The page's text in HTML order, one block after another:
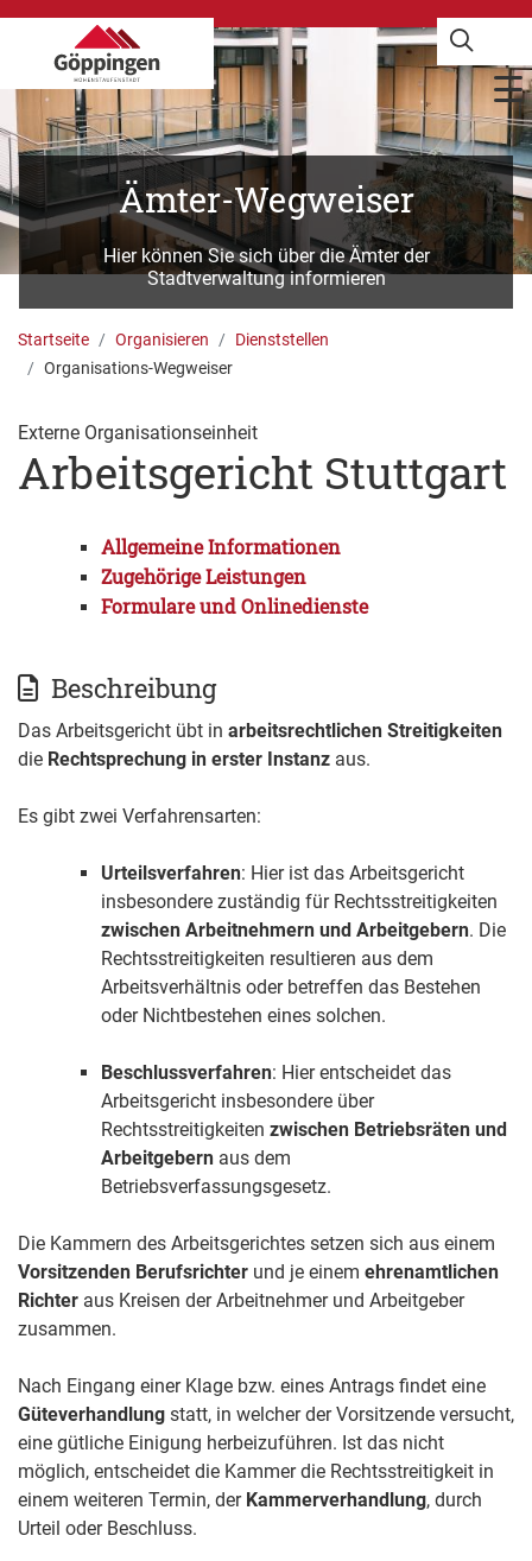
Ämter-Wegweiser
Hier können Sie sich über die Ämter der
Stadtverwaltung informieren
Startseite Organisieren
Dienststellen
Organisations-Wegweiser
Externe Organisationseinheit
Arbeitsgericht Stuttgart
Allgemeine Informationen
Zugehörige Leistungen
Formulare und Onlinedienste
Beschreibung
Das Arbeitsgericht übt in arbeitsrechtlichen Streitigkeiten
die Rechtsprechung in erster Instanz aus.
Es gibt zwei Verfahrensarten:
Urteilsverfahren: Hier ist das Arbeitsgericht
insbesondere zuständig für Rechtsstreitigkeiten
zwischen Arbeitnehmern und Arbeitgebern. Die
Rechtsstreitigkeiten resultieren aus dem
Arbeitsverhältnis oder betreffen das Bestehen
oder Nichtbestehen eines solchen.
Beschlussverfahren: Hier entscheidet das
Arbeitsgericht insbesondere über
Rechtsstreitigkeiten zwischen Betriebsräten und
Arbeitgebern aus dem
Betriebsverfassungsgesetz.
Die Kammern des Arbeitsgerichtes setzen sich aus einem
Vorsitzenden Berufsrichter und je einem ehrenamtlichen
Richter aus Kreisen der Arbeitnehmer und Arbeitgeber
zusammen.
Nach Eingang einer Klage bzw. eines Antrags findet eine
Güteverhandlung statt, in welcher der Vorsitzende versucht,
eine gütliche Einigung herbeizuführen. Ist das nicht
möglich, entscheidet die Kammer die Rechtsstreitigkeit in
einem weiteren Termin, der Kammerverhandlung, durch
Urteil oder Beschluss.